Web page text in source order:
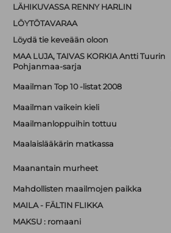
LÄHIKUVASSA RENNY HARLIN
LÖYTÖTAVARAA
Löydä tie keveään oloon
MAA LUJA, TAIVAS KORKIA Antti Tuurin
Pohjanmaa-sarja
Maailman Top 10 -listat 2008
Maailman vaikein kieli
Maailmanloppuihin tottuu
Maalaislääkärin matkassa
Maanantain murheet
Mahdollisten maailmojen paikka
MAILA - FÄLTIN FLIKKA
MAKSU : romaani